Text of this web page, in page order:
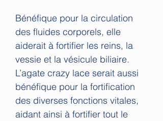
Bénéfique pour la circulation
des fluides corporels, elle
aiderait à fortifier les reins, la
vessie et la vésicule biliaire.
L’agate crazy lace serait aussi
bénéfique pour la fortification
des diverses fonctions vitales,
aidant ainsi à fortifier tout le